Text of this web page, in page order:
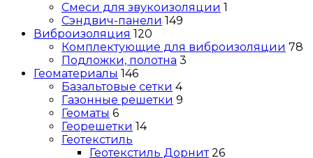
Смеси для звукоизоляции 1
Сэндвич-панели 149
Виброизоляция 120
Комплектующие для виброизоляции 78
Подложки, полотна 3
Геоматериалы 146
Базальтовые сетки 4
Газонные решетки 9
Геоматы 6
Георешетки 14
Геотекстиль
Геотекстиль Дорнит 26